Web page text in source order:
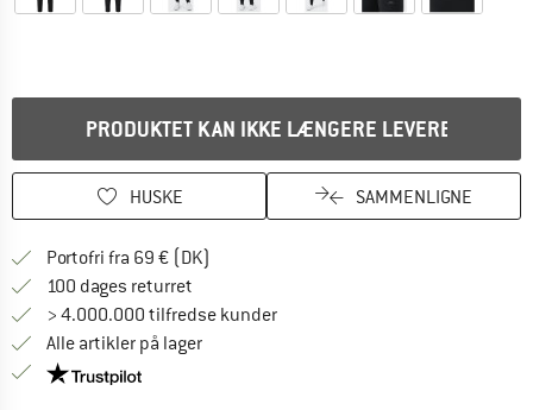
PRODUKTET KAN IKKE LÆNGERE LEVERES
HUSKE SAMMENLIGNE
Portofri fra 69 € (DK)
100 dages returret
> 4.000.000 tilfredse kunder
Alle artikler på lager
Vi er Trustpilot-certificeret - oplysningerne får du